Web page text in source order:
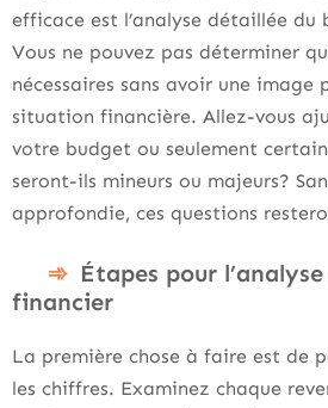
efficace est l’analyse détaillée
Vous ne pouvez pas déterminer
nécessaires sans avoir une image
situation financière. Allez-vous
votre budget ou seulement
seront-ils mineurs ou majeurs?
approfondie, ces questions
Étapes pour
financier
La première chose à faire est de
les chiffres. Examinez chaque